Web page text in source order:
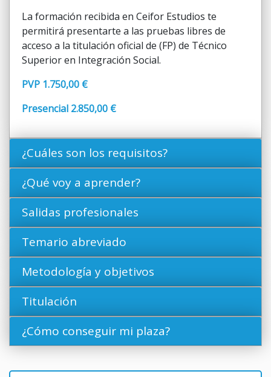
La formación recibida en Ceifor Estudios te
permitirá presentarte a las pruebas libres de
acceso a la titulación oficial de (FP) de Técnico
Superior en Integración Social.
PVP 1.750,00 €
Presencial 2.850,00 €
¿Cuáles son los requisitos?
¿Qué voy a aprender?
Salidas profesionales
Temario abreviado
Metodología y objetivos
Titulación
¿Cómo conseguir mi plaza?